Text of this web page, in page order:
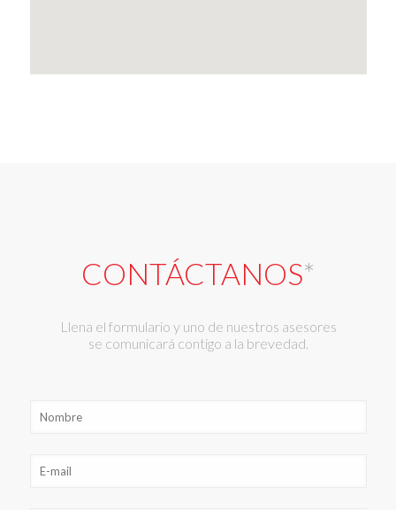
CONTÁCTANOS*
Llena el formulario y uno de nuestros asesores
se comunicará contigo a la brevedad.